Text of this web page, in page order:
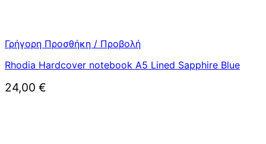
Γρήγορη Προσθήκη / Προβολή
Rhodia Hardcover notebook A5 Lined Sapphire Blue
24,00 €